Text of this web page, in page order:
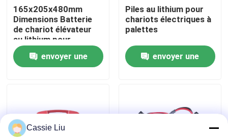
Demandez une citation
batterie au lithium de chariot élévateur
Lithium électrique Ion Battery de chariot élévateur
Batterie de camion de palette
165x205x480mm
Dimensions Batterie
de chariot élévateur
au lithium pour
applications lourdes
envoyer une
Piles au lithium pour
chariots électriques à
palettes
envoyer une
Cassie Liu